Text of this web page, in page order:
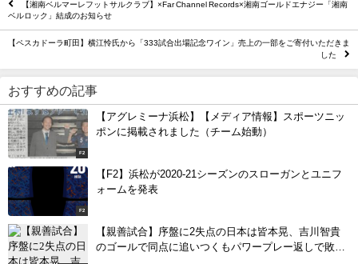
【湘南ベルマーレフットサルクラブ】×Far Channel Records×湘南ゴールドエナジー「湘南
ベルロック」結成のお知らせ
【ペスカドーラ町田】横江怜氏から「333試合出場記念ワイン」売上の一部をご寄付いただきま
した
おすすめの記事
F2
【アグレミーナ浜松】【メディア情報】スポーツニッ
ポンに掲載されました（チーム始動）
F2
【F2】浜松が2020-21シーズンのスローガンとユニフ
ォームを発表
【親善試合】序盤に2失点の日本は皆本晃、吉川智貴
のゴールで同点に追いつくもパワープレー返しで敗れ